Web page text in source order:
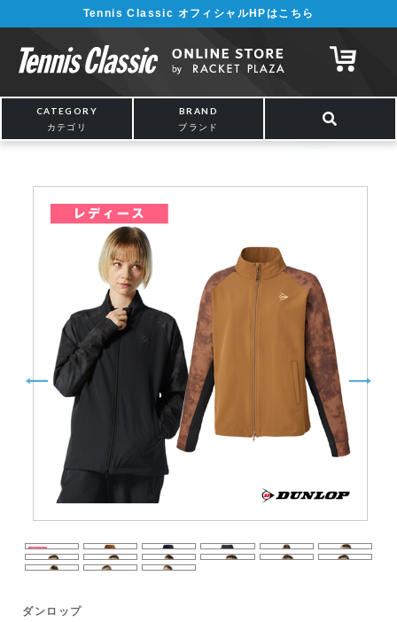
¥5,000以上の購入で送料無料!! 詳しくは こちら
Tennis Classic オフィシャルHPはこちら
CATEGORY
カテゴリ
BRAND
ブランド
ダンロップ